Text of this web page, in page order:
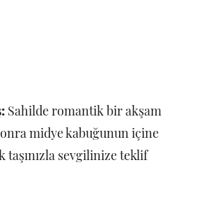
Sahilde romantik bir akşam
midye kabuğunun içine
sevgilinize teklif